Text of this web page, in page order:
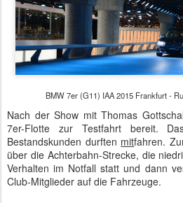
BMW 7er (G11) IAA 2015 Frankfurt -
Nach der Show mit Thomas
7er-Flotte zur Testfahrt bereit.
Bestandskunden durften mitfahren.
über die Achterbahn-Strecke, die
Verhalten im Notfall statt und dann
Club-Mitglieder auf die Fahrzeuge.